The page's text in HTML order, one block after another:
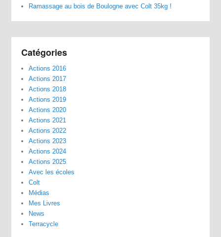
Ramassage au bois de Boulogne avec Colt 35kg !
Catégories
Actions 2016
Actions 2017
Actions 2018
Actions 2019
Actions 2020
Actions 2021
Actions 2022
Actions 2023
Actions 2024
Actions 2025
Avec les écoles
Colt
Médias
Mes Livres
News
Terracycle